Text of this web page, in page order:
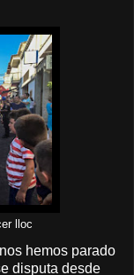
lloc
hemos parado
disputa desde